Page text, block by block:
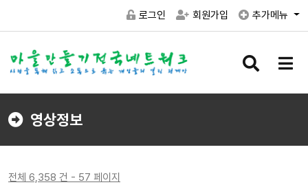
로그인 회원가입 추가메뉴
검
버
메
버
영상정보
전체 6,358 건 - 57 페이지